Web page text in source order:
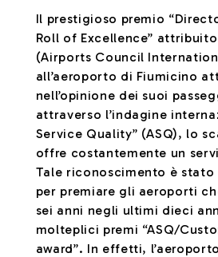
Il prestigioso premio
Roll of Excellence”
(Airports Council
all’aeroporto di Fiumicino
nell’opinione dei suoi
attraverso l’indagine
Service Quality” (ASQ), lo
offre costantemente un
Tale riconoscimento è stato
per premiare gli aeroporti
sei anni negli ultimi dieci
molteplici premi “ASQ/
award”. In effetti,